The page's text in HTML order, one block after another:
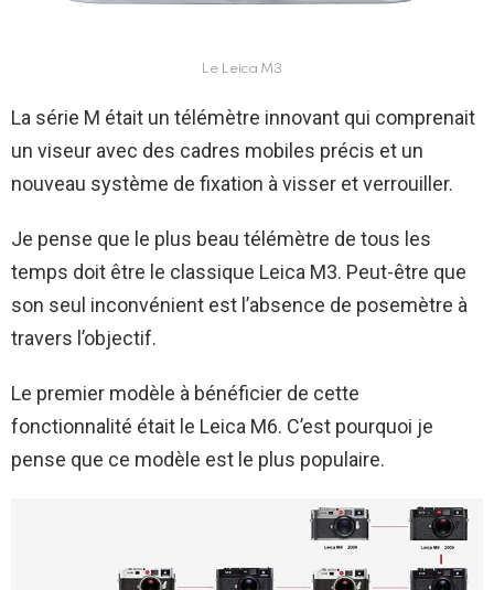
Le Leica M3
La série M était un télémètre innovant qui comprenait
un viseur avec des cadres mobiles précis et un
nouveau système de fixation à visser et verrouiller.
Je pense que le plus beau télémètre de tous les
temps doit être le classique Leica M3. Peut-être que
son seul inconvénient est l’absence de posemètre à
travers l’objectif.
Le premier modèle à bénéficier de cette
fonctionnalité était le Leica M6. C’est pourquoi je
pense que ce modèle est le plus populaire.